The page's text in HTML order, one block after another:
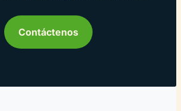
Contáctenos